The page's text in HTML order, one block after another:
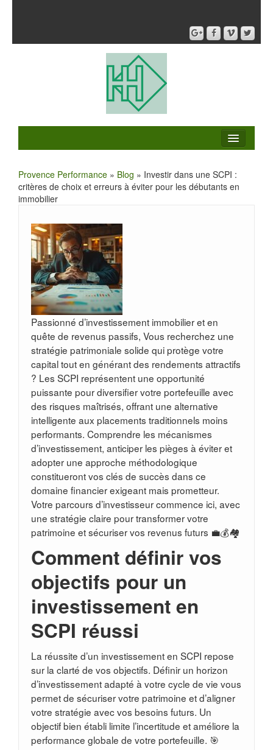
Provence Performance » Blog » Investir dans une SCPI :
critères de choix et erreurs à éviter pour les débutants en
immobilier
Passionné d’investissement immobilier et en
quête de revenus passifs, Vous recherchez une
stratégie patrimoniale solide qui protège votre
capital tout en générant des rendements attractifs
? Les SCPI représentent une opportunité
puissante pour diversifier votre portefeuille avec
des risques maîtrisés, offrant une alternative
intelligente aux placements traditionnels moins
performants. Comprendre les mécanismes
d’investissement, anticiper les pièges à éviter et
adopter une approche méthodologique
constitueront vos clés de succès dans ce
domaine financier exigeant mais prometteur.
Votre parcours d’investisseur commence ici, avec
une stratégie claire pour transformer votre
patrimoine et sécuriser vos revenus futurs 💼💰🏘️
Comment définir vos
objectifs pour un
investissement en
SCPI réussi
La réussite d’un investissement en SCPI repose
sur la clarté de vos objectifs. Définir un horizon
d’investissement adapté à votre cycle de vie vous
permet de sécuriser votre patrimoine et d’aligner
votre stratégie avec vos besoins futurs. Un
objectif bien établi limite l’incertitude et améliore la
performance globale de votre portefeuille. 🎯